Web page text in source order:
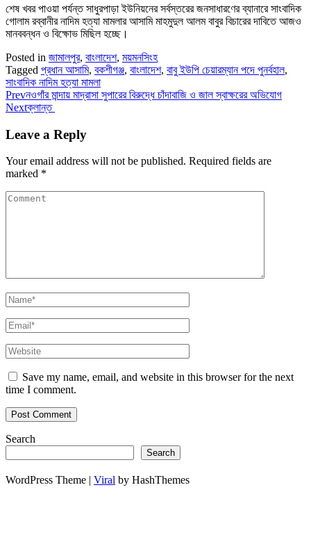
শেষ খবর পাওয়া পর্যন্ত সাধুরপাড়া ইউনিয়নের সর্বস্তরের জনসাধারণের ব্যানারে সাংবাদিক
গোলাম রব্বানীর নাদিম হত্যা মামলার আসামি মাহমুদুল আলম বাবুর বিচারের দাবিতে আজও
মানববন্ধন ও বিক্ষোভ মিছিল হচ্ছে।
Posted in জামালপুর, বাংলাদেশ, ময়মনসিংহ
Tagged প্রধান আসামি, বকশীগঞ্জ, বাংলাদেশ, বাবু ইউপি চেয়ারম্যান পদে পুনর্বহাল,
সাংবাদিক নাদিম হত্যা মামলা
Prevনওগাঁর মান্দায় মাদ্রাসা সুপারের বিরুদ্ধে চাঁদাবাজি ও জাল স্বাক্ষরের অভিযোগ
Nextক্লান্ত
Leave a Reply
Your email address will not be published. Required fields are
marked *
Save my name, email, and website in this browser for the next
time I comment.
Search
Search
WordPress Theme | Viral by HashThemes